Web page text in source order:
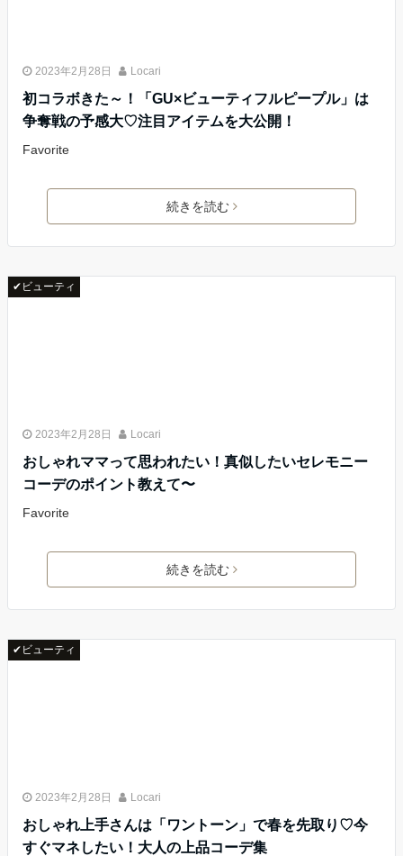
2023年2月28日 Locari
初コラボきた～！「GU×ビューティフルピープル」は
争奪戦の予感大♡注目アイテムを大公開！
Favorite
続きを読む
✔ビューティ
2023年2月28日 Locari
おしゃれママって思われたい！真似したいセレモニー
コーデのポイント教えて〜
Favorite
続きを読む
✔ビューティ
2023年2月28日 Locari
おしゃれ上手さんは「ワントーン」で春を先取り♡今
すぐマネしたい！大人の上品コーデ集